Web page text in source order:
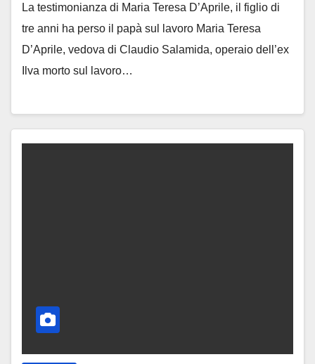
La testimonianza di Maria Teresa D’Aprile, il figlio di
tre anni ha perso il papà sul lavoro Maria Teresa
D’Aprile, vedova di Claudio Salamida, operaio dell’ex
Ilva morto sul lavoro…